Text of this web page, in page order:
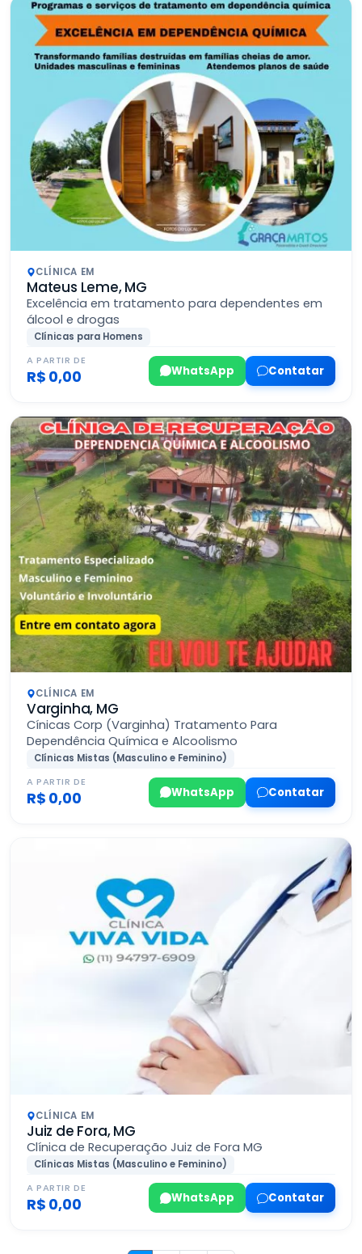
CLÍNICA EM
Mateus Leme, MG
Excelência em tratamento para dependentes em
álcool e drogas
Clínicas para Homens
A PARTIR DE
R$ 0,00 WhatsApp Contatar
CLÍNICA EM
Varginha, MG
Cínicas Corp (Varginha) Tratamento Para
Dependência Química e Alcoolismo
Clínicas Mistas (Masculino e Feminino)
A PARTIR DE
R$ 0,00 WhatsApp Contatar
CLÍNICA EM
Juiz de Fora, MG
Clínica de Recuperação Juiz de Fora MG
Clínicas Mistas (Masculino e Feminino)
A PARTIR DE
R$ 0,00 WhatsApp Contatar